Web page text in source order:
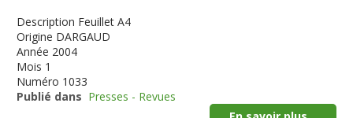
Description Feuillet A4
Origine DARGAUD
Année 2004
Mois 1
Numéro 1033
Publié dans Presses - Revues